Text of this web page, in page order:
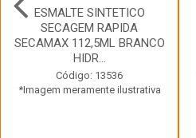
ESMALTE SINTETICO
SECAGEM RAPIDA
SECAMAX 112,5ML BRANCO
HIDR...
Código: 13536
*Imagem meramente ilustrativa